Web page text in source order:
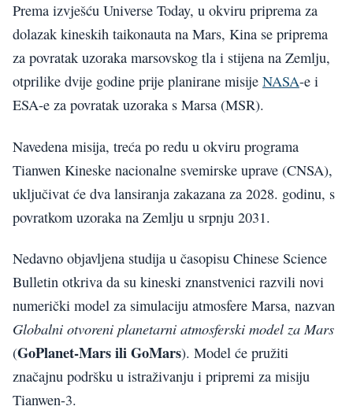
Prema izvješću Universe Today, u okviru priprema za
dolazak kineskih taikonauta na Mars, Kina se priprema
za povratak uzoraka marsovskog tla i stijena na Zemlju,
otprilike dvije godine prije planirane misije NASA-e i
ESA-e za povratak uzoraka s Marsa (MSR).
Navedena misija, treća po redu u okviru programa
Tianwen Kineske nacionalne svemirske uprave (CNSA),
uključivat će dva lansiranja zakazana za 2028. godinu, s
povratkom uzoraka na Zemlju u srpnju 2031.
Nedavno objavljena studija u časopisu Chinese Science
Bulletin otkriva da su kineski znanstvenici razvili novi
numerički model za simulaciju atmosfere Marsa, nazvan
Globalni otvoreni planetarni atmosferski model za Mars
(GoPlanet-Mars ili GoMars). Model će pružiti
značajnu podršku u istraživanju i pripremi za misiju
Tianwen-3.